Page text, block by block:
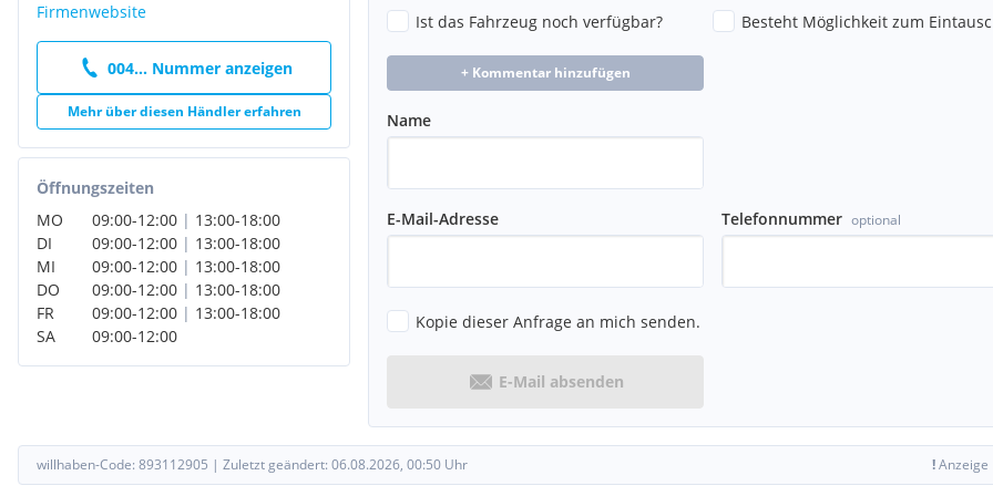
Firmenwebsite
004... Nummer anzeigen
Mehr über diesen Händler erfahren
Öffnungszeiten
MO
09:00-12:00 | 13:00-18:00
DI
09:00-12:00 | 13:00-18:00
MI
09:00-12:00 | 13:00-18:00
DO
09:00-12:00 | 13:00-18:00
FR
09:00-12:00 | 13:00-18:00
SA
09:00-12:00
Ist das Fahrzeug noch verfügbar? Besteht Möglichkeit zum
+ Kommentar hinzufügen
Name
E-Mail-Adresse Telefonnummer optional
Kopie dieser Anfrage an mich senden.
E-Mail absenden
willhaben-Code: 893112905 | Zuletzt geändert: 06.08.2026, 00:50 Uhr !Anzeige